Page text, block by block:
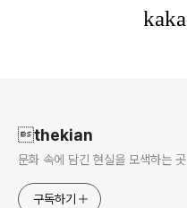
thekian
문화 속에 담긴 현실을 모색하는 곳
구독하기